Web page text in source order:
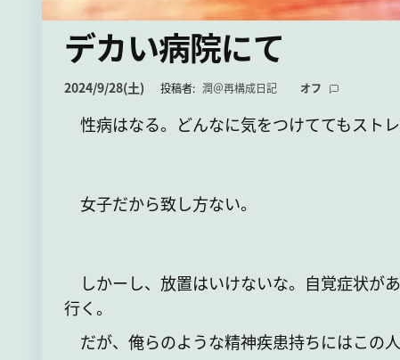
デカい病院にて
2024/9/28(土) 投稿者: 潤＠再構成日記 オフ
性病はなる。どんなに気をつけててもスト
女子だから致し方ない。
しかーし、放置はいけないな。自覚症状が
行く。
だが、俺らのような精神疾患持ちにはこの